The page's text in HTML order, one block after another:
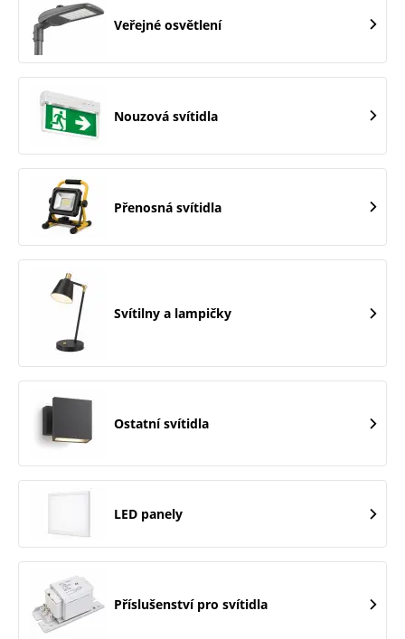
Veřejné osvětlení
Nouzová svítidla
Přenosná svítidla
Svítilny a lampičky
Ostatní svítidla
LED panely
Příslušenství pro svítidla